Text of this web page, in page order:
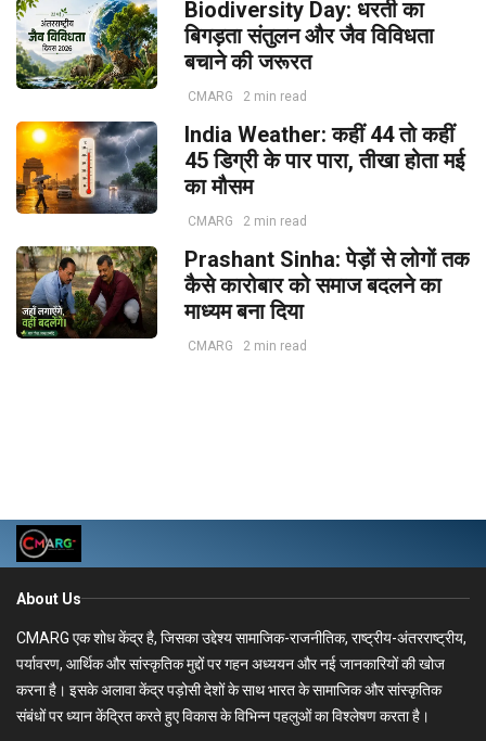
Biodiversity Day: धरती का
बिगड़ता संतुलन और जैव विविधता
बचाने की जरूरत
CMARG 2 min read
India Weather: कहीं 44 तो कहीं
45 डिग्री के पार पारा, तीखा होता मई
का मौसम
CMARG 2 min read
Prashant Sinha: पेड़ों से लोगों तक
कैसे कारोबार को समाज बदलने का
माध्यम बना दिया
CMARG 2 min read
About Us
CMARG एक शोध केंद्र है, जिसका उद्देश्य सामाजिक-राजनीतिक, राष्ट्रीय-अंतरराष्ट्रीय,
पर्यावरण, आर्थिक और सांस्कृतिक मुद्दों पर गहन अध्ययन और नई जानकारियों की खोज
करना है। इसके अलावा केंद्र पड़ोसी देशों के साथ भारत के सामाजिक और सांस्कृतिक
संबंधों पर ध्यान केंद्रित करते हुए विकास के विभिन्न पहलुओं का विश्लेषण करता है।